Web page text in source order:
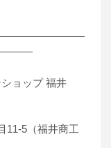
ョップ 福井
11-5（福井商工